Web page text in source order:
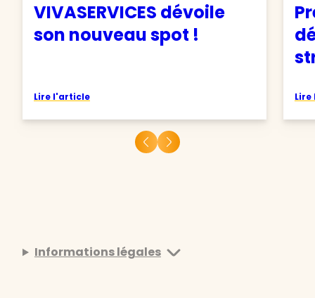
VIVASERVICES dévoile
son nouveau spot !
Lire l'article
Informations légales